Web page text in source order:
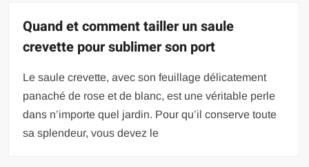
Quand et comment tailler un saule
crevette pour sublimer son port
Le saule crevette, avec son feuillage délicatement
panaché de rose et de blanc, est une véritable perle
dans n’importe quel jardin. Pour qu’il conserve toute
sa splendeur, vous devez le